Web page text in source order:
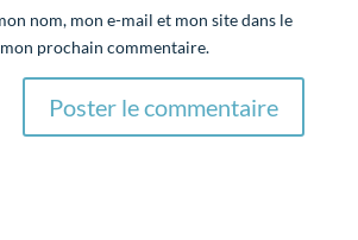
nom, mon e-mail et mon site dans le
prochain commentaire.